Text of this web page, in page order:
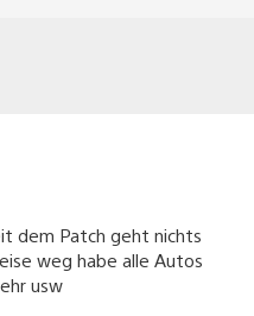
dem Patch geht nichts
weg habe alle Autos
usw